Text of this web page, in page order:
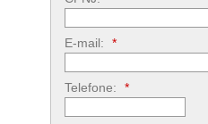
E-mail: *
Telefone: *